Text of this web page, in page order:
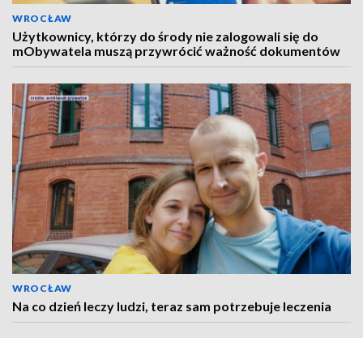
WROCŁAW
Użytkownicy, którzy do środy nie zalogowali się do
mObywatela muszą przywrócić ważność dokumentów
WROCŁAW
Na co dzień leczy ludzi, teraz sam potrzebuje leczenia